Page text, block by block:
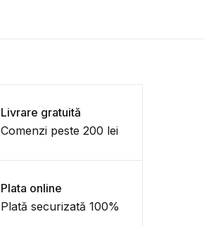
Livrare gratuită
Comenzi peste 200 lei
Plata online
Plată securizată 100%